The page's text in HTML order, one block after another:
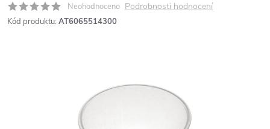
Neohodnoceno Podrobnosti hodnocení
Kód produktu: AT6065514300